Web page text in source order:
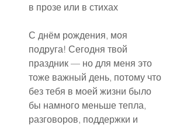
в прозе или в стихах
С днём рождения, моя
подруга! Сегодня твой
праздник — но для меня это
тоже важный день, потому что
без тебя в моей жизни было
бы намного меньше тепла,
разговоров, поддержки и